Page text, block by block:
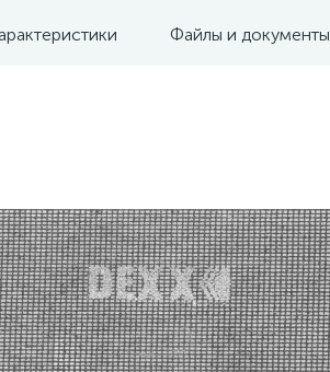
Файлы и документы